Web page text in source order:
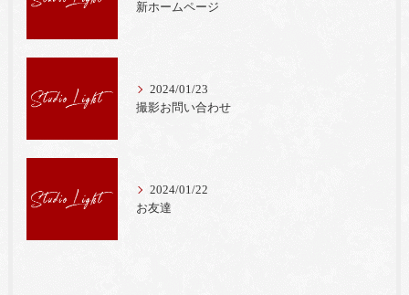
新ホームページ
2024/01/23
撮影お問い合わせ
2024/01/22
お友達